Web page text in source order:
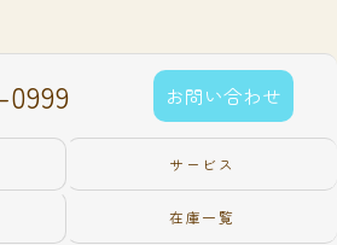
お問い合わせ
サービス
在庫一覧